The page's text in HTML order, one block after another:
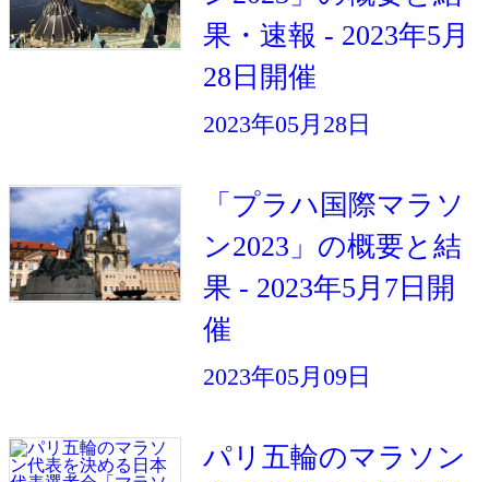
果・速報 - 2023年5月
28日開催
2023年05月28日
「プラハ国際マラソ
ン2023」の概要と結
果 - 2023年5月7日開
催
2023年05月09日
パリ五輪のマラソン